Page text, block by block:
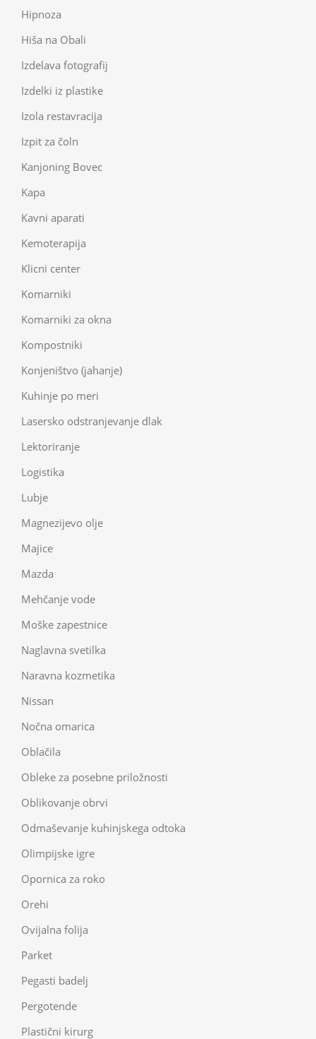
Hipnoza
Hiša na Obali
Izdelava fotografij
Izdelki iz plastike
Izola restavracija
Izpit za čoln
Kanjoning Bovec
Kapa
Kavni aparati
Kemoterapija
Klicni center
Komarniki
Komarniki za okna
Kompostniki
Konjeništvo (jahanje)
Kuhinje po meri
Lasersko odstranjevanje dlak
Lektoriranje
Logistika
Lubje
Magnezijevo olje
Majice
Mazda
Mehčanje vode
Moške zapestnice
Naglavna svetilka
Naravna kozmetika
Nissan
Nočna omarica
Oblačila
Obleke za posebne priložnosti
Oblikovanje obrvi
Odmaševanje kuhinjskega odtoka
Olimpijske igre
Opornica za roko
Orehi
Ovijalna folija
Parket
Pegasti badelj
Pergotende
Plastični kirurg